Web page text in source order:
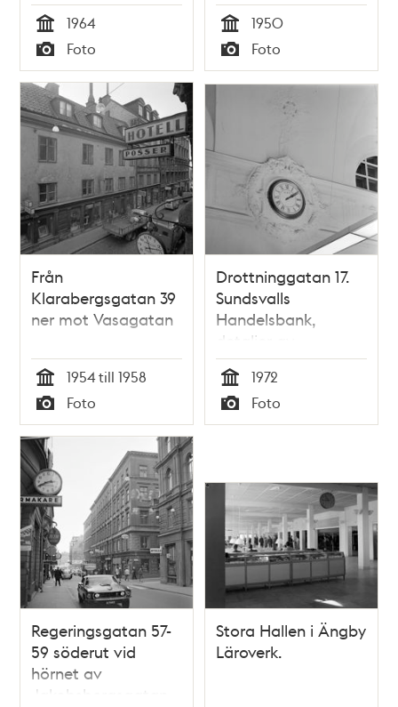
Tid
1964
Typ
Foto Tid
1950
Typ
Foto
Från
Klarabergsgatan 39
ner mot Vasagatan
Tid
1954 till 1958
Typ
Foto
Drottninggatan 17.
Sundsvalls
Handelsbank,
detaljer av
interiören
Tid
1972
Typ
Foto
Regeringsgatan 57-
59 söderut vid
hörnet av
Jakobsbergsgatan
Stora Hallen i Ängby
Läroverk.